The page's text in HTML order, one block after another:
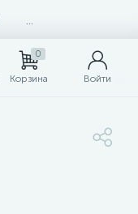
0
Корзина Войти